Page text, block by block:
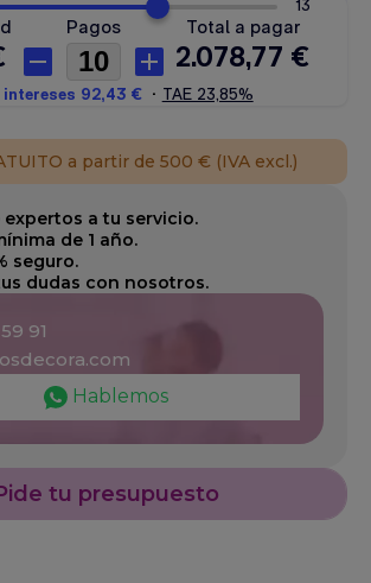
a partir de 500 € (IVA excl.)
expertos a tu servicio.
de 1 año.
seguro.
dudas con nosotros.
91
Hablemos
tu presupuesto